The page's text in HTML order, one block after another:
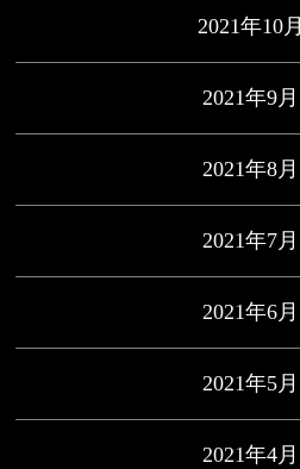
2021年10月
2021年9月
2021年8月
2021年7月
2021年6月
2021年5月
2021年4月